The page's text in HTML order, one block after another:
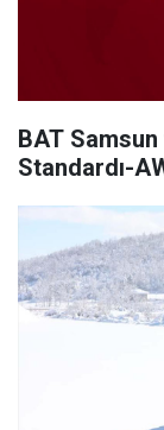
BAT
Standardı-